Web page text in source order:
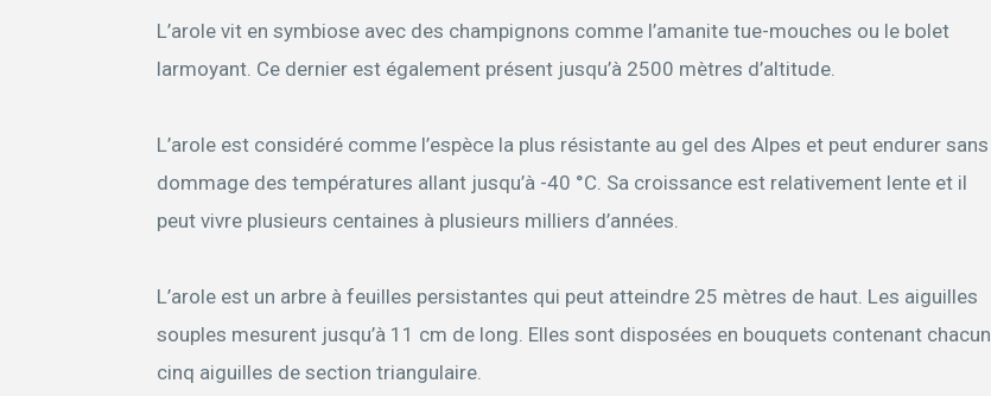
L’arole vit en symbiose avec des champignons comme l’amanite tue-mouches ou le bolet
larmoyant. Ce dernier est également présent jusqu’à 2500 mètres d’altitude.
L’arole est considéré comme l’espèce la plus résistante au gel des Alpes et peut endurer sans
dommage des températures allant jusqu’à -40 °C. Sa croissance est relativement lente et il
peut vivre plusieurs centaines à plusieurs milliers d’années.
L’arole est un arbre à feuilles persistantes qui peut atteindre 25 mètres de haut. Les aiguilles
souples mesurent jusqu’à 11 cm de long. Elles sont disposées en bouquets contenant chacun
cinq aiguilles de section triangulaire.